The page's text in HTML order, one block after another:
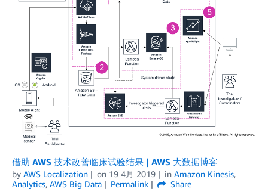
借助 AWS 技术改善临床试验结果 | AWS 大数据博客
by AWS Localization on 19 4月 2019 in Amazon Kinesis,
Analytics, AWS Big Data Permalink
Share